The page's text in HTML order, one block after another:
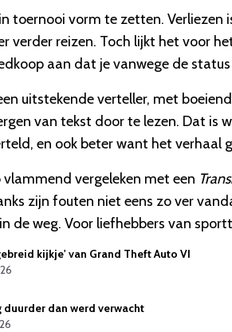
vorm te zetten. Verliezen
verder reizen. Toch lijkt het voor
aan dat je vanwege de
uitstekende verteller, met
van tekst door te lezen. Dat is
en ook beter want het verhaal
vergeleken met een
zijn fouten niet eens zo ver
de weg. Voor liefhebbers van
kijkje' van Grand Theft Auto VI
dan werd verwacht